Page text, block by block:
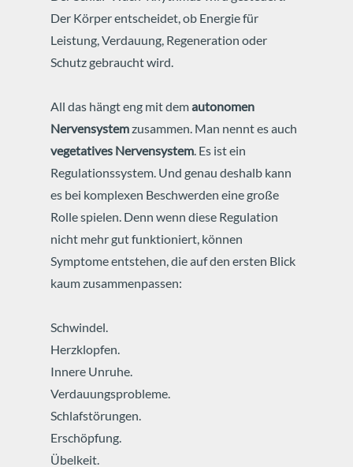
Der Körper entscheidet, ob Energie für
Leistung, Verdauung, Regeneration oder
Schutz gebraucht wird.
All das hängt eng mit demautonomen
Nervensystemzusammen. Man nennt es auch
vegetatives Nervensystem. Es ist ein
Regulationssystem. Und genau deshalb kann
es bei komplexen Beschwerden eine große
Rolle spielen. Denn wenn diese Regulation
nicht mehr gut funktioniert, können
Symptome entstehen, die auf den ersten Blick
kaum zusammenpassen:
Schwindel.
Herzklopfen.
Innere Unruhe.
Verdauungsprobleme.
Schlafstörungen.
Erschöpfung.
Übelkeit.